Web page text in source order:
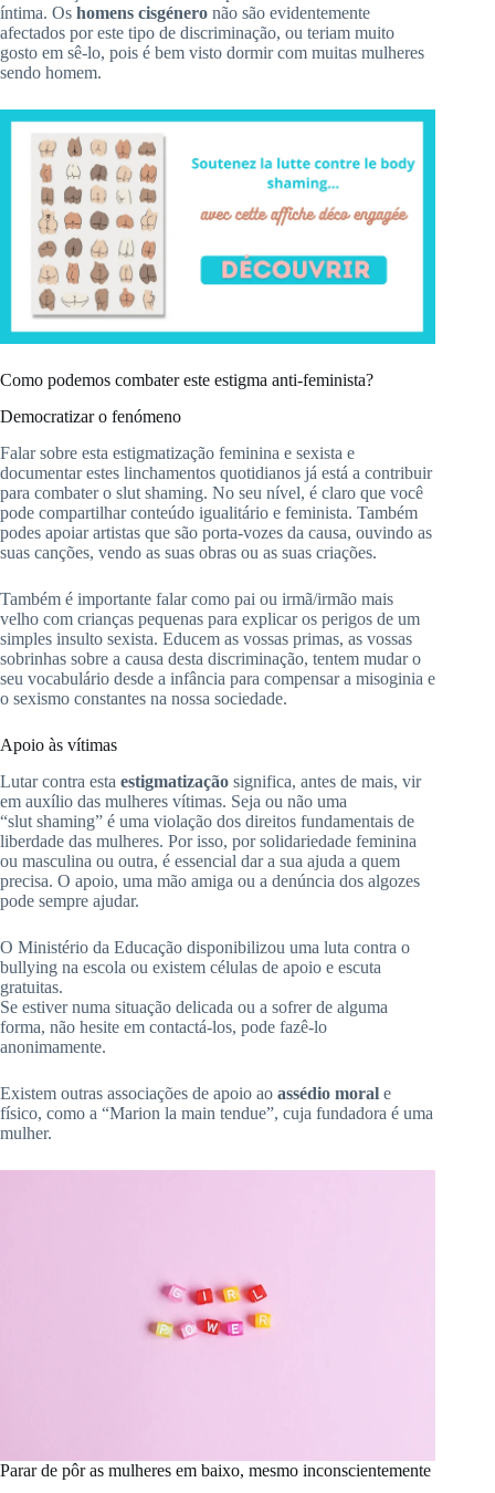
íntima. Os homens cisgénero não são evidentemente
afectados por este tipo de discriminação, ou teriam muito
gosto em sê-lo, pois é bem visto dormir com muitas mulheres
sendo homem.
Como podemos combater este estigma anti-feminista?
Democratizar o fenómeno
Falar sobre esta estigmatização feminina e sexista e
documentar estes linchamentos quotidianos já está a contribuir
para combater o slut shaming. No seu nível, é claro que você
pode compartilhar conteúdo igualitário e feminista. Também
podes apoiar artistas que são porta-vozes da causa, ouvindo as
suas canções, vendo as suas obras ou as suas criações.
Também é importante falar como pai ou irmã/irmão mais
velho com crianças pequenas para explicar os perigos de um
simples insulto sexista. Educem as vossas primas, as vossas
sobrinhas sobre a causa desta discriminação, tentem mudar o
seu vocabulário desde a infância para compensar a misoginia e
o sexismo constantes na nossa sociedade.
Apoio às vítimas
Lutar contra esta estigmatização significa, antes de mais, vir
em auxílio das mulheres vítimas. Seja ou não uma
“slut shaming” é uma violação dos direitos fundamentais de
liberdade das mulheres. Por isso, por solidariedade feminina
ou masculina ou outra, é essencial dar a sua ajuda a quem
precisa. O apoio, uma mão amiga ou a denúncia dos algozes
pode sempre ajudar.
O Ministério da Educação disponibilizou uma luta contra o
bullying na escola ou existem células de apoio e escuta
gratuitas.
Se estiver numa situação delicada ou a sofrer de alguma
forma, não hesite em contactá-los, pode fazê-lo
anonimamente.
Existem outras associações de apoio ao assédio moral e
físico, como a “Marion la main tendue”, cuja fundadora é uma
mulher.
Parar de pôr as mulheres em baixo, mesmo inconscientemente